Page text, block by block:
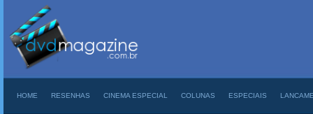
HOME RESENHAS CINEMA ESPECIAL COLUNAS ESPECIAIS